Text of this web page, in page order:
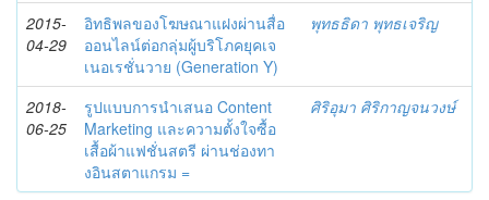
2015-
04-29
อิทธิพลของโฆษณาแฝงผ่านสื่อ
ออนไลน์ต่อกลุ่มผู้บริโภคยุคเจ
เนอเรชั่นวาย (Generation Y)
พุทธธิดา พุทธเจริญ
2018-
06-25
รูปแบบการนำเสนอ Content
Marketing และความตั้งใจซื้อ
เสื้อผ้าแฟชั่นสตรี ผ่านช่องทา
งอินสตาแกรม =
ศิริอุมา ศิริกาญจนวงษ์